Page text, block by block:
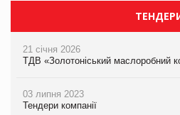
21 січня 2026
ТДВ «Золотоніський маслоробний
03 липня 2023
Тендери компанії